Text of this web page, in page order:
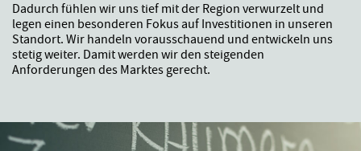
Dadurch fühlen wir uns tief mit der Region verwurzelt und
legen einen besonderen Fokus auf Investitionen in unseren
Standort. Wir handeln vorausschauend und entwickeln uns
stetig weiter. Damit werden wir den steigenden
Anforderungen des Marktes gerecht.